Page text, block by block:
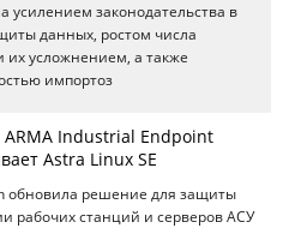
усилением законодательства в
данных, ростом числа
их усложнением, а также
импортоз
ARMA Industrial Endpoint
Astra Linux SE
обновила решение для защиты
рабочих станций и серверов АСУ